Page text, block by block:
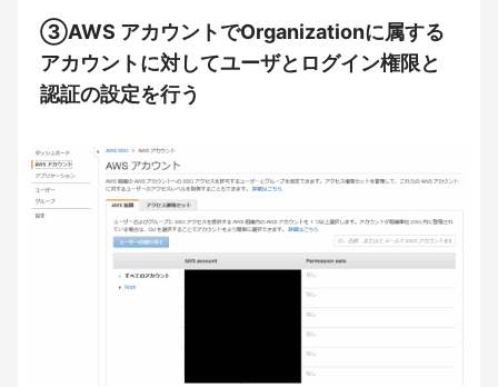
③AWS アカウントでOrganizationに属する
アカウントに対してユーザとログイン権限と
認証の設定を行う